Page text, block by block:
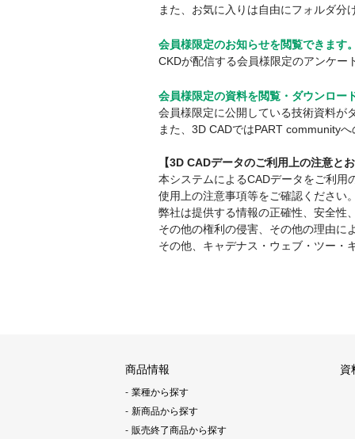
また、お気に入りは自由にフォルダ
会員様限定のお知らせを閲覧できます
CKDが配信する会員様限定のアンケー
会員様限定の資料を閲覧・ダウンロー
会員様限定に公開している技術資料が
また、3D CADではPART community
【3D CADデータのご利用上の注意と
本システムによるCADデータをご利用
使用上の注意事項等をご確認ください
弊社は提供する情報の正確性、安全性
その他の権利の侵害、その他の理由に
その他、キャデナス・ウェブ・ツー・
商品情報
業種から探す
新商品から探す
販売終了商品から探す
資